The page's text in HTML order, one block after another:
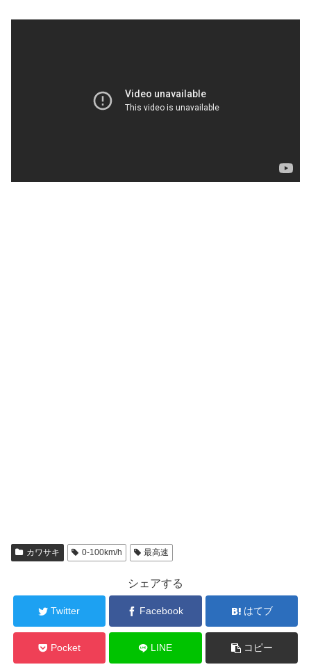
カワサキ 0-100km/h 最高速
シェアする
Twitter Facebook はてブ
Pocket LINE コピー